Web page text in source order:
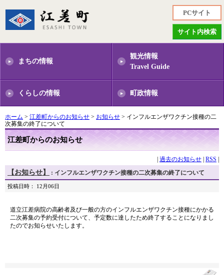
PCサイト
サイト内検索
まちの情報
観光情報
Travel Guide
くらしの情報 町政情報
ホーム > 江差町からのお知らせ > お知らせ > インフルエンザワクチン接種の二
次募集の終了について
江差町からのお知らせ
過去のお知らせ RSS
【お知らせ】 : インフルエンザワクチン接種の二次募集の終了について
投稿日時： 12月06日
道立江差病院の高齢者及び一般の方のインフルエンザワクチン接種にかかる
二次募集の予約受付について、予定数に達したため終了することになりまし
たのでお知らせいたします。